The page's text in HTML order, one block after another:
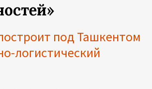
под Ташкентом
логистический